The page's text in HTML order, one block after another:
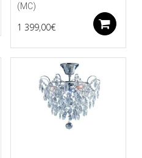
Lisää ostoskoriin
(MC)
1 399,00€